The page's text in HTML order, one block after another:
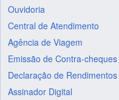
Ouvidoria
Central de Atendimento
Agência de Viagem
Emissão de Contra-cheques
Declaração de Rendimentos
Assinador Digital